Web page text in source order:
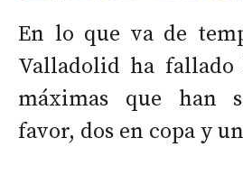
En lo que va de
Valladolid ha fallado
máximas que han
favor, dos en copa y